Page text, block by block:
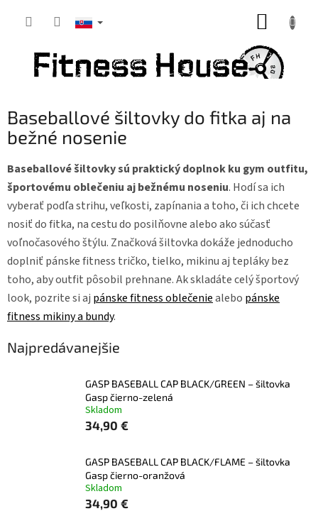
Baseballové šiltovky do fitka aj na
bežné nosenie
Baseballové šiltovky sú praktický doplnok ku gym outfitu,
športovému oblečeniu aj bežnému noseniu. Hodí sa ich
vyberať podľa strihu, veľkosti, zapínania a toho, či ich chcete
nosiť do fitka, na cestu do posilňovne alebo ako súčasť
voľnočasového štýlu. Značková šiltovka dokáže jednoducho
doplniť pánske fitness tričko, tielko, mikinu aj tepláky bez
toho, aby outfit pôsobil prehnane. Ak skladáte celý športový
look, pozrite si aj pánske fitness oblečeniealebo pánske
fitness mikiny a bundy.
Najpredávanejšie
GASP BASEBALL CAP BLACK/GREEN – šiltovka
Gasp čierno-zelená
Skladom
34,90 €
GASP BASEBALL CAP BLACK/FLAME – šiltovka
Gasp čierno-oranžová
Skladom
34,90 €